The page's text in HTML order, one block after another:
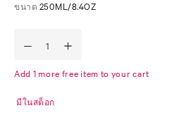
ขนาด 250ML/8.4OZ
Add 1 more free item to your cart
มีในสต็อก